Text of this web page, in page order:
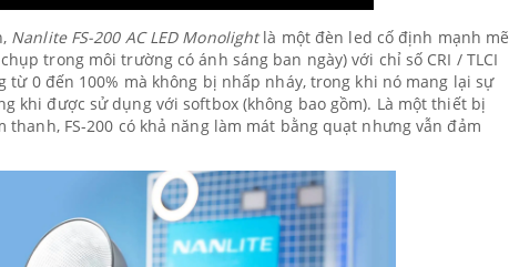
Nanlite FS-200 AC LED Monolightlà một đèn led cố định mạnh mẽ
trong môi trường có ánh sáng ban ngày) với chỉ số CRI / TLCI
từ 0 đến 100% mà không bị nhấp nháy, trong khi nó mang lại sự
khi được sử dụng với softbox (không bao gồm). Là một thiết bị
FS-200 có khả năng làm mát bằng quạt nhưng vẫn đảm